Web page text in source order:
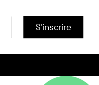
S'inscrire